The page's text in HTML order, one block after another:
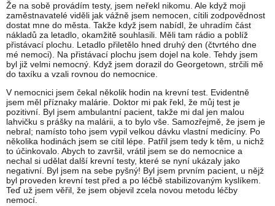
Že na sobě provádím testy, jsem neřekl nikomu. Ale když moji
zaměstnavatelé viděli jak vážně jsem nemocen, cítili zodpovědnost
dostat mne do města. Takže když jsem nabídl, že uhradím část
nákladů za letadlo, okamžitě souhlasili. Měli tam rádio a poblíž
přistávací plochu. Letadlo přiletělo hned druhý den (čtvrtého dne
mé nemoci). Na přistávací plochu jsem dojel na kole. Tehdy jsem
byl již velmi nemocný. Když jsem dorazil do Georgetown, strčili mě
do taxíku a vzali rovnou do nemocnice.
V nemocnici jsem čekal několik hodin na krevní test. Evidentně
jsem měl příznaky malárie. Doktor mi pak řekl, že můj test je
pozitivní. Byl jsem ambulantní pacient, takže mi dal jen malou
lahvičku s prášky na malárii, a to bylo vše. Samozřejmě, že jsem je
nebral; namísto toho jsem vypil velkou dávku vlastní medicíny. Po
několika hodinách jsem se cítil lépe. Patřil jsem tedy k těm, u nichž
to účinkovalo. Abych to završil, vrátil jsem se do nemocnice a
nechal si udělat další krevní testy, které se nyní ukázaly jako
negativní. Byl jsem na sebe pyšný! Byl jsem prvním pacient, u nějž
byl proveden krevní test před a po léčbě stabilizovaným kyslíkem.
Teď už jsem věřil, že jsem objevil zcela novou metodu léčby
nemocí.